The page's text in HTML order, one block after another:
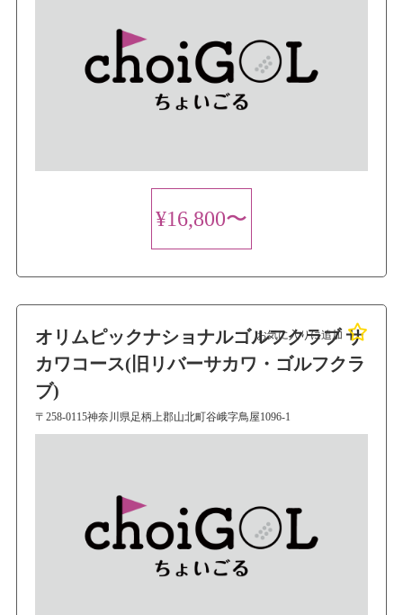
¥16,800〜
オリムピックナショナルゴルフクラブ サ
カワコース(旧リバーサカワ・ゴルフクラ
ブ)
〒258-0115神奈川県足柄上郡山北町谷峨字鳥屋1096-1
お気に入りに追加